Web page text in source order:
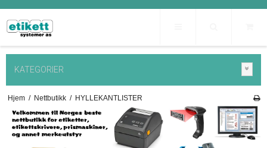
KATEGORIER
Hjem / Nettbutikk / HYLLEKANTLISTER